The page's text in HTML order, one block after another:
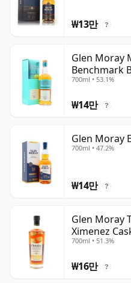
₩13만 ?
Glen Moray
Benchmark
2007 17년산
700ml • 53.1%
₩14만 ?
Glen Moray
700ml • 47.2%
₩14만 ?
Glen Moray
Ximenez
700ml • 51.3%
₩16만 ?